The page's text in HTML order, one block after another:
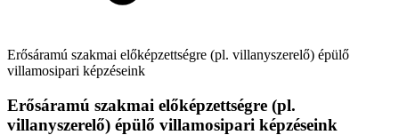
Erősáramú szakmai előképzettségre (pl. villanyszerelő) épülő
villamosipari képzéseink
Erősáramú szakmai előképzettségre (pl.
villanyszerelő) épülő villamosipari képzéseink